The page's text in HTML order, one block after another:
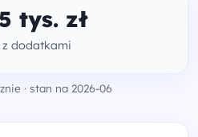
tys. zł
z dodatkami
· stan na 2026-06